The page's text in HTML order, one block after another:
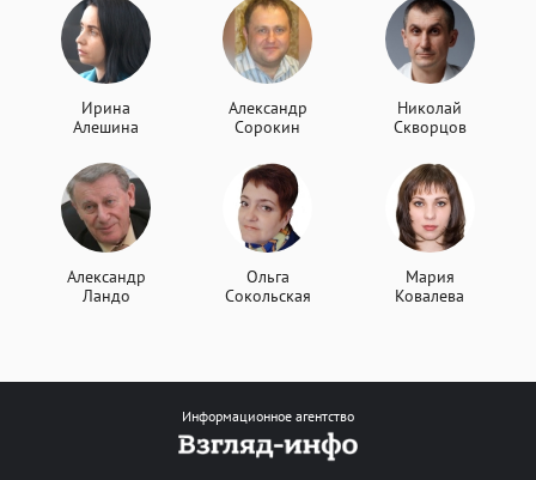
Ирина
Алешина
Александр
Сорокин
Николай
Скворцов
Александр
Ландо
Ольга
Сокольская
Мария
Ковалева
Информационное агентство